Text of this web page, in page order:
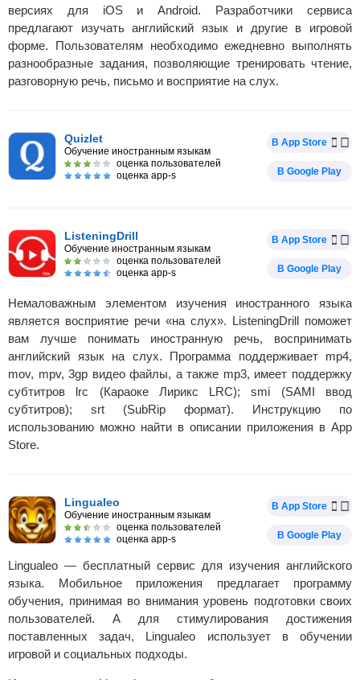
версиях для iOS и Android. Разработчики сервиса
предлагают изучать английский язык и другие в игровой
форме. Пользователям необходимо ежедневно выполнять
разнообразные задания, позволяющие тренировать чтение,
разговорную речь, письмо и восприятие на слух.
Quizlet
Обучение иностранным языкам
оценка пользователей
оценка app-s
В App Store
В Google Play
ListeningDrill
Обучение иностранным языкам
оценка пользователей
оценка app-s
В App Store
В Google Play
Немаловажным элементом изучения иностранного языка
является восприятие речи «на слух». ListeningDrill поможет
вам лучше понимать иностранную речь, воспринимать
английский язык на слух. Программа поддерживает mp4,
mov, mpv, 3gp видео файлы, а также mp3, имеет поддержку
субтитров lrc (Караоке Лирикс LRC); smi (SAMI ввод
субтитров); srt (SubRip формат). Инструкцию по
использованию можно найти в описании приложения в App
Store.
Lingualeo
Обучение иностранным языкам
оценка пользователей
оценка app-s
В App Store
В Google Play
Lingualeo — бесплатный сервис для изучения английского
языка. Мобильное приложения предлагает программу
обучения, принимая во внимания уровень подготовки своих
пользователей. А для стимулирования достижения
поставленных задач, Lingualeo использует в обучении
игровой и социальных подходы.